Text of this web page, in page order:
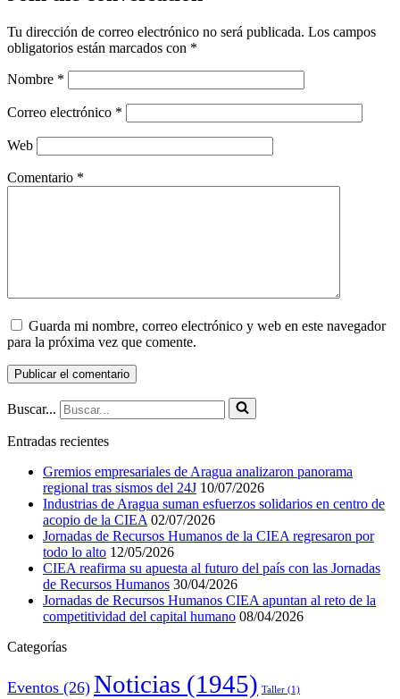
Tu dirección de correo electrónico no será publicada. Los campos
obligatorios están marcados con *
Nombre *
Correo electrónico *
Web
Comentario *
Guarda mi nombre, correo electrónico y web en este navegador
para la próxima vez que comente.
Buscar...
Entradas recientes
Gremios empresariales de Aragua analizaron panorama
regional tras sismos del 24J 10/07/2026
Industrias de Aragua suman esfuerzos solidarios en centro de
acopio de la CIEA 02/07/2026
Jornadas de Recursos Humanos de la CIEA regresaron por
todo lo alto 12/05/2026
CIEA reafirma su apuesta al futuro del país con las Jornadas
de Recursos Humanos 30/04/2026
Jornadas de Recursos Humanos CIEA apuntan al reto de la
competitividad del capital humano 08/04/2026
Categorías
Eventos (26) Noticias (1945) Taller (1)